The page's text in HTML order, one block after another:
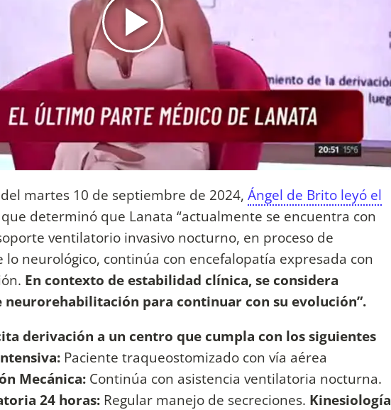
martes 10 de septiembre de 2024, Ángel de Brito leyó el
que determinó que Lanata “actualmente se encuentra con
ventilatorio invasivo nocturno, en proceso de
neurológico, continúa con encefalopatía expresada con
En contexto de estabilidad clínica, se considera
para continuar con su evolución”.
derivación a un centro que cumpla con los siguientes
Paciente traqueostomizado con vía aérea
Mecánica: Continúa con asistencia ventilatoria nocturna.
24 horas: Regular manejo de secreciones. Kinesiología